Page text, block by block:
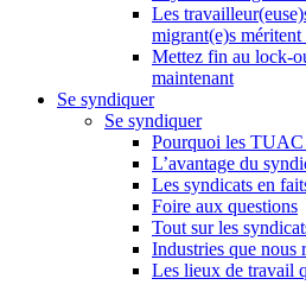
Les
migrant(e)s méritent
Mettez fin au lock-
maintenant
Se syndiquer
Se syndiquer
Pourquoi les TUAC
L’avantage du
Les syndicats en
Foire aux questions
Tout sur les
Industries que nous
Les lieux de travail